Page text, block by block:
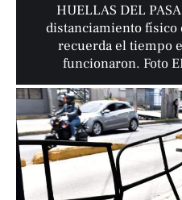
HUELLAS DEL
distanciamiento físico
recuerda el tiempo
funcionaron. Foto